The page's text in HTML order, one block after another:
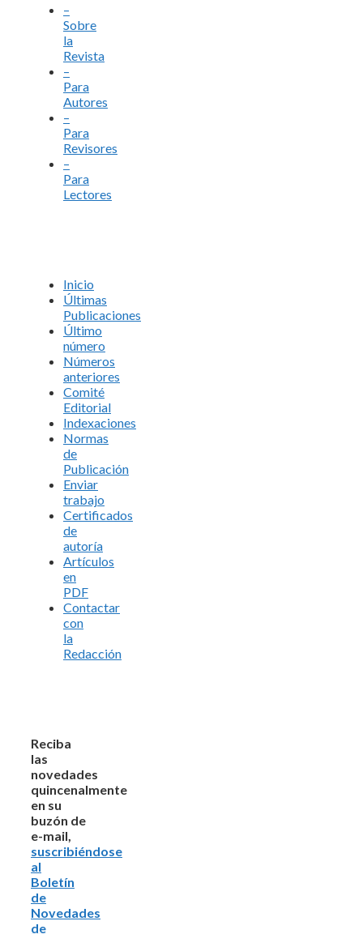
–
Sobre
la
Revista
–
Para
Autores
–
Para
Revisores
–
Para
Lectores
Inicio
Últimas
Publicaciones
Último
número
Números
anteriores
Comité
Editorial
Indexaciones
Normas
de
Publicación
Enviar
trabajo
Certificados
de
autoría
Artículos
en
PDF
Contactar
con
la
Redacción
Reciba
las
novedades
quincenalmente
en su
buzón de
e-mail,
suscribiéndose
al
Boletín
de
Novedades
de